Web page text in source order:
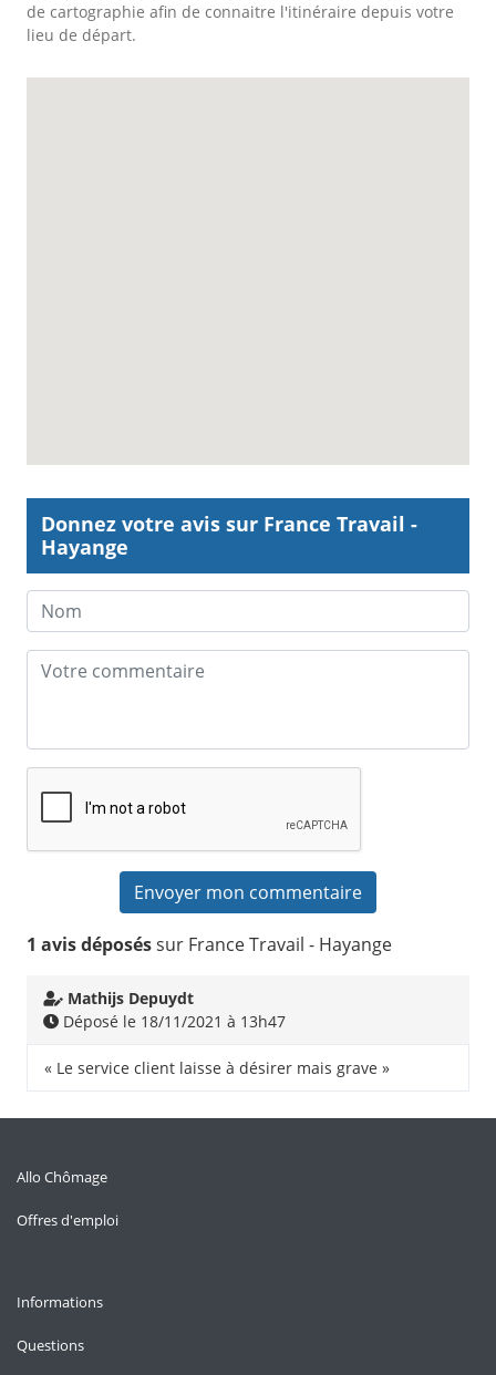
de cartographie afin de connaitre l'itinéraire depuis votre
lieu de départ.
Donnez votre avis sur France Travail -
Hayange
1 avis déposéssur France Travail - Hayange
Mathijs Depuydt
Déposé le 18/11/2021 à 13h47
« Le service client laisse à désirer mais grave »
Allo Chômage
Offres d'emploi
Informations
Questions